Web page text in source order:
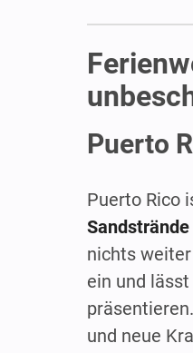
Puerto
Puerto Rico
Sandstrände
nichts
ein und
und neue